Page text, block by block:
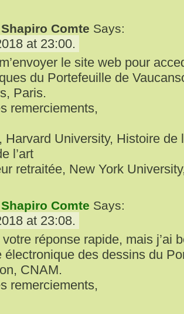
Comte Says:
at 23:00.
le site web pour
du Portefeuille de
Paris.
remerciements,
Harvard University, Histoire de
l’art
retraitée, New York
Comte Says:
at 23:08.
réponse rapide, mais j’ai
électronique des dessins du
CNAM.
remerciements,